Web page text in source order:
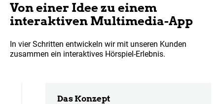
Von einer Idee zu einem
interaktiven Multimedia-App
In vier Schritten entwickeln wir mit unseren Kunden
zusammen ein interaktives Hörspiel-Erlebnis.
Das Konzept